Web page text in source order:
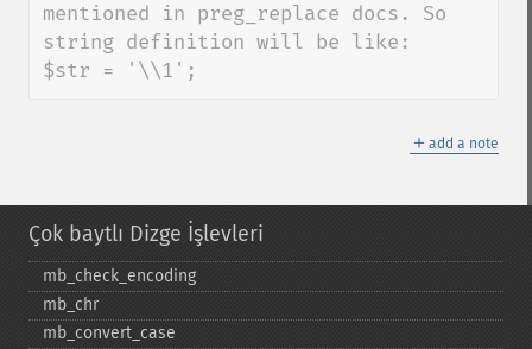
mentioned in preg_replace docs. So
string definition will be like:
$str = '\\1';
＋ add a note
Çok baytlı Dizge İşlevleri
mb_​check_​encoding
mb_​chr
mb_​convert_​case